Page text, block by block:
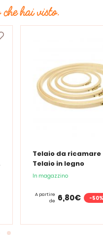
hai visto.
Telaio da ricamare
Telaio in legno
In magazzino
A partire
de 6,80€ -50%